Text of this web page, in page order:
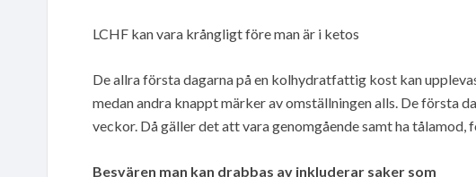
LCHF kan vara krångligt före man är i ketos
De allra första dagarna på en kolhydratfattig kost kan
medan andra knappt märker av omställningen alls. De första
veckor. Då gäller det att vara genomgående samt ha
Besvären man kan drabbas av inkluderar saker som